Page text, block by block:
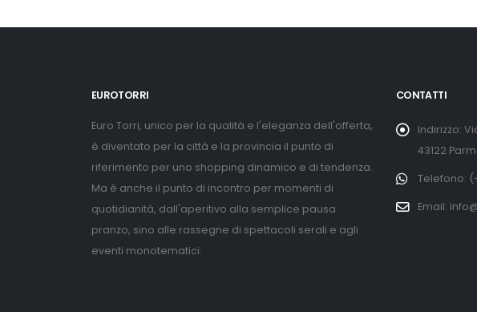
EUROTORRI
Euro Torri, unico per la qualità e l'eleganza dell'offerta,
è diventato per la città e la provincia il punto di
riferimento per uno shopping dinamico e di tendenza.
Ma è anche il punto di incontro per momenti di
quotidianità, dall'aperitivo alla semplice pausa
pranzo, sino alle rassegne di spettacoli serali e agli
eventi monotematici.
CONTATTI
Indirizzo:
43122
Telefono:
Email: